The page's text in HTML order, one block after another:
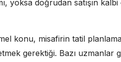
yoksa doğrudan satışın
konu, misafirin tatil
gerektiği. Bazı